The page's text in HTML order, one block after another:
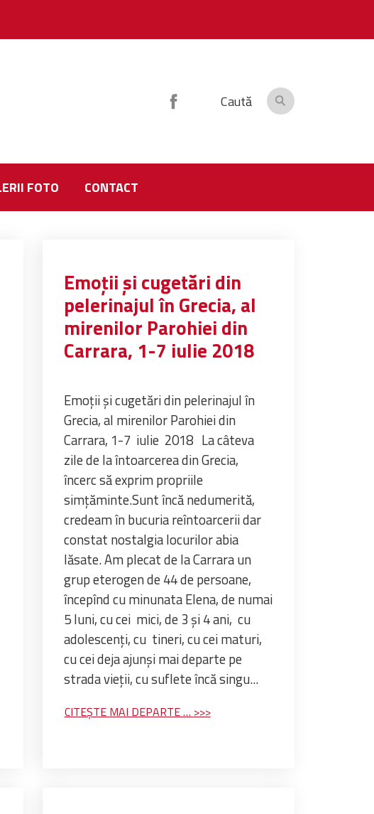
Caută
FOTO CONTACT
Emoții și cugetări din
pelerinajul în Grecia, al
mirenilor Parohiei din
Carrara, 1-7 iulie 2018
Emoții și cugetări din pelerinajul în
Grecia, al mirenilor Parohiei din
Carrara, 1-7 iulie 2018 La câteva
zile de la întoarcerea din Grecia,
încerc să exprim propriile
simțăminte.Sunt încă nedumerită,
credeam în bucuria reîntoarcerii dar
constat nostalgia locurilor abia
lăsate. Am plecat de la Carrara un
grup eterogen de 44 de persoane,
începînd cu minunata Elena, de numai
5 luni, cu cei mici, de 3 și 4 ani, cu
adolescenți, cu tineri, cu cei maturi,
cu cei deja ajunși mai departe pe
strada vieții, cu suflete încă singu...
CITEȘTE MAI DEPARTE …